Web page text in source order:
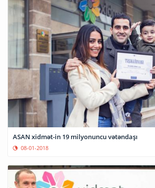
ASAN xidmət-in 19 milyonuncu vətəndaşı
08-01-2018